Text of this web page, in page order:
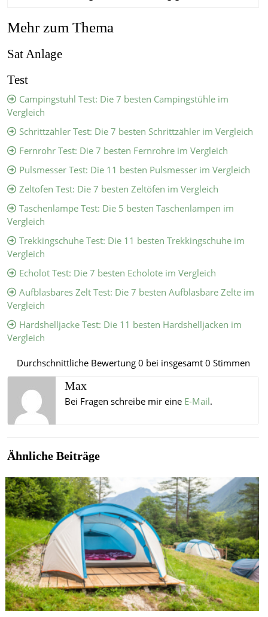
Mehr zum Thema
Sat Anlage
Test
Campingstuhl Test: Die 7 besten Campingstühle im
Vergleich
Schrittzähler Test: Die 7 besten Schrittzähler im Vergleich
Fernrohr Test: Die 7 besten Fernrohre im Vergleich
Pulsmesser Test: Die 11 besten Pulsmesser im Vergleich
Zeltofen Test: Die 7 besten Zeltöfen im Vergleich
Taschenlampe Test: Die 5 besten Taschenlampen im
Vergleich
Trekkingschuhe Test: Die 11 besten Trekkingschuhe im
Vergleich
Echolot Test: Die 7 besten Echolote im Vergleich
Aufblasbares Zelt Test: Die 7 besten Aufblasbare Zelte im
Vergleich
Hardshelljacke Test: Die 11 besten Hardshelljacken im
Vergleich
Durchschnittliche Bewertung0 bei insgesamt0 Stimmen
Max
Bei Fragen schreibe mir eine E-Mail.
Ähnliche Beiträge